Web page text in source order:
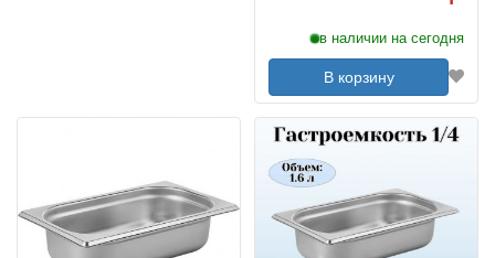
в наличии на сегодня
В корзину